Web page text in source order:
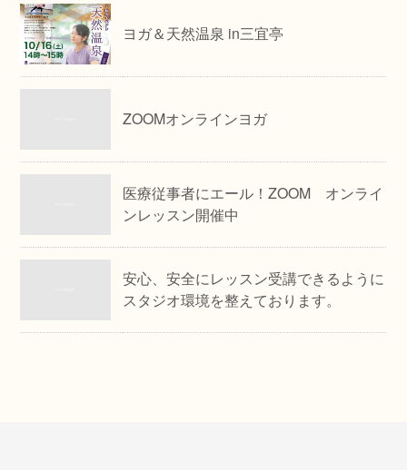
ヨガ＆天然温泉 in三宜亭
ZOOMオンラインヨガ
医療従事者にエール！ZOOM オンライ
ンレッスン開催中
安心、安全にレッスン受講できるように
スタジオ環境を整えております。